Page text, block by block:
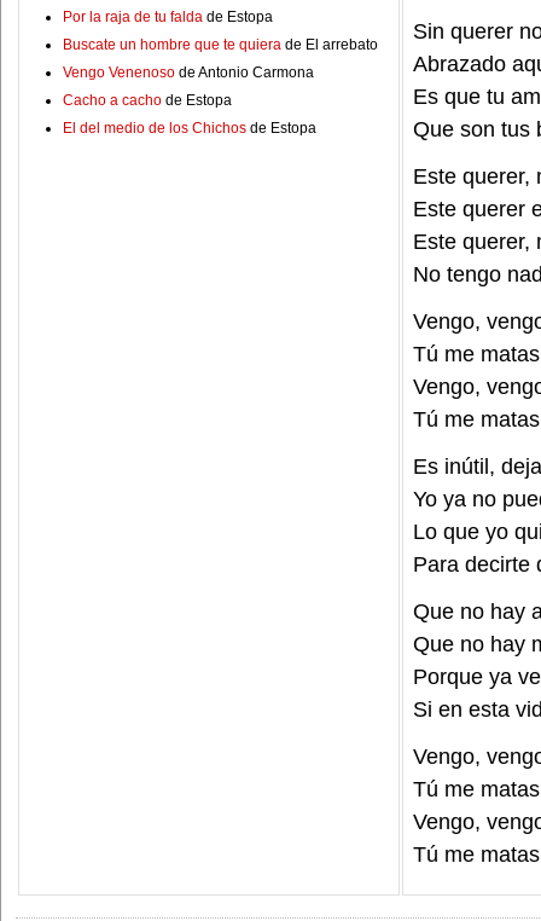
Por la raja de tu falda de Estopa
Buscate un hombre que te quiera de El arrebato
Vengo Venenoso de Antonio Carmona
Cacho a cacho de Estopa
El del medio de los Chichos de Estopa
Sin querer
Abrazado
Es que tu
Que son tus
Este querer,
Este querer
Este querer,
No tengo
Vengo,
Tú me
Vengo,
Tú me
Es inútil,
Yo ya no
Lo que yo
Para decirte
Que no hay
Que no hay
Porque ya
Si en esta
Vengo,
Tú me
Vengo,
Tú me